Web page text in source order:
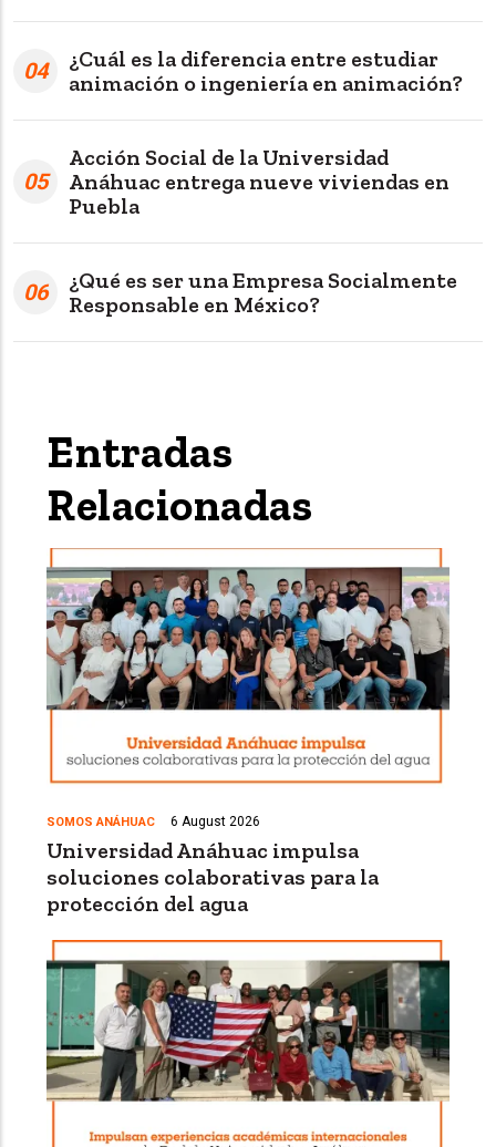
04
¿Cuál es la diferencia entre estudiar
animación o ingeniería en animación?
05
Acción Social de la Universidad
Anáhuac entrega nueve viviendas en
Puebla
06
¿Qué es ser una Empresa Socialmente
Responsable en México?
Entradas
Relacionadas
SOMOS ANÁHUAC 6 August 2026
Universidad Anáhuac impulsa
soluciones colaborativas para la
protección del agua